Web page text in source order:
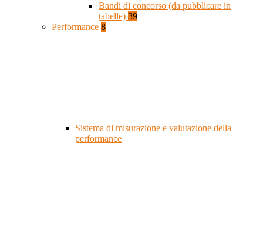
Bandi di concorso (da pubblicare in
tabelle) 39
Performance 8
Sistema di misurazione e valutazione della
performance